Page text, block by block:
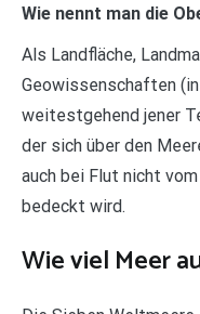
Wie nennt man die
Als Landfläche,
Geowissenschaften
weitestgehend jener
der sich über den
auch bei Flut nicht
bedeckt wird.
Wie viel Meer